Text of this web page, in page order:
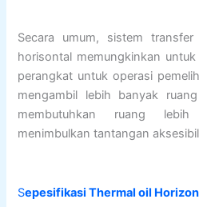
Secara umum, sistem
horisontal memungkinkan
perangkat untuk operasi
mengambil lebih banyak
membutuhkan ruang
menimbulkan tantangan
Sepesifikasi Thermal oil